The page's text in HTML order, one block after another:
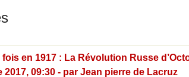
fois en 1917 : La Révolution Russe
2017, 09:30 - par Jean pierre de Lacruz